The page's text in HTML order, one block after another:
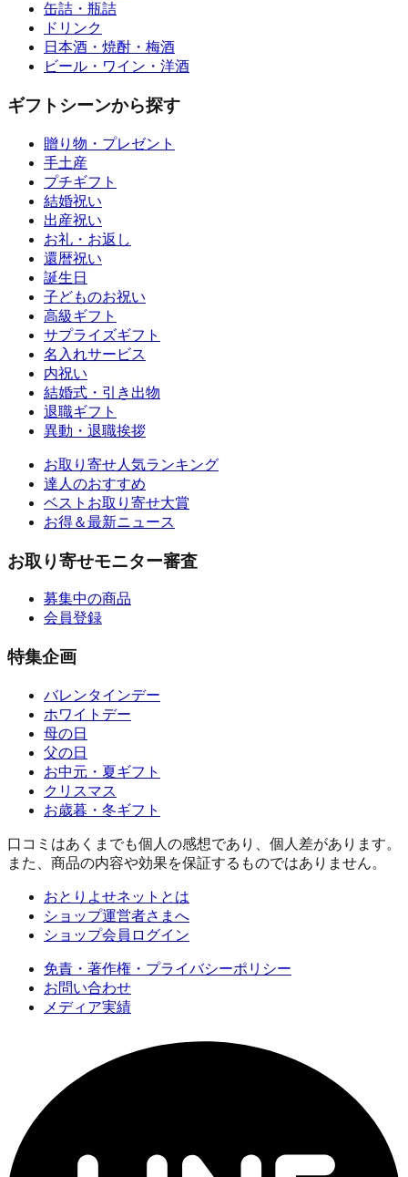
缶詰・瓶詰
ドリンク
日本酒・焼酎・梅酒
ビール・ワイン・洋酒
ギフトシーンから探す
贈り物・プレゼント
手土産
プチギフト
結婚祝い
出産祝い
お礼・お返し
還暦祝い
誕生日
子どものお祝い
高級ギフト
サプライズギフト
名入れサービス
内祝い
結婚式・引き出物
退職ギフト
異動・退職挨拶
お取り寄せ人気ランキング
達人のおすすめ
ベストお取り寄せ大賞
お得＆最新ニュース
お取り寄せモニター審査
募集中の商品
会員登録
特集企画
バレンタインデー
ホワイトデー
母の日
父の日
お中元・夏ギフト
クリスマス
お歳暮・冬ギフト
口コミはあくまでも個人の感想であり、個人差があります。
また、商品の内容や効果を保証するものではありません。
おとりよせネットとは
ショップ運営者さまへ
ショップ会員ログイン
免責・著作権・プライバシーポリシー
お問い合わせ
メディア実績